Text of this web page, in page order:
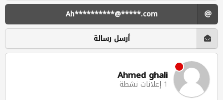
Ah**********@*****.com
أرسل رسالة
Ahmed ghali
1 إعلانات نشطة